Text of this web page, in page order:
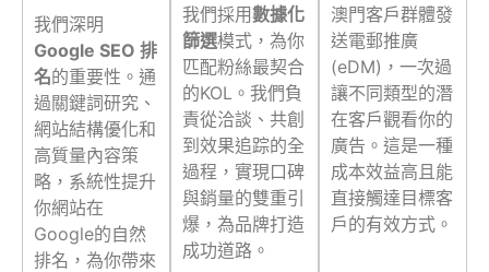
我們深明
Google SEO 排
名的重要性。通
過關鍵詞研究、
網站結構優化和
高質量內容策
略，系統性提升
你網站在
Google的自然
排名，為你帶來
我們採用數據化
篩選模式，為你
匹配粉絲最契合
的KOL。我們負
責從洽談、共創
到效果追踪的全
過程，實現口碑
與銷量的雙重引
爆，為品牌打造
成功道路。
澳門客戶群體發
送電郵推廣
(eDM)，一次過
讓不同類型的潛
在客戶觀看你的
廣告。這是一種
成本效益高且能
直接觸達目標客
戶的有效方式。